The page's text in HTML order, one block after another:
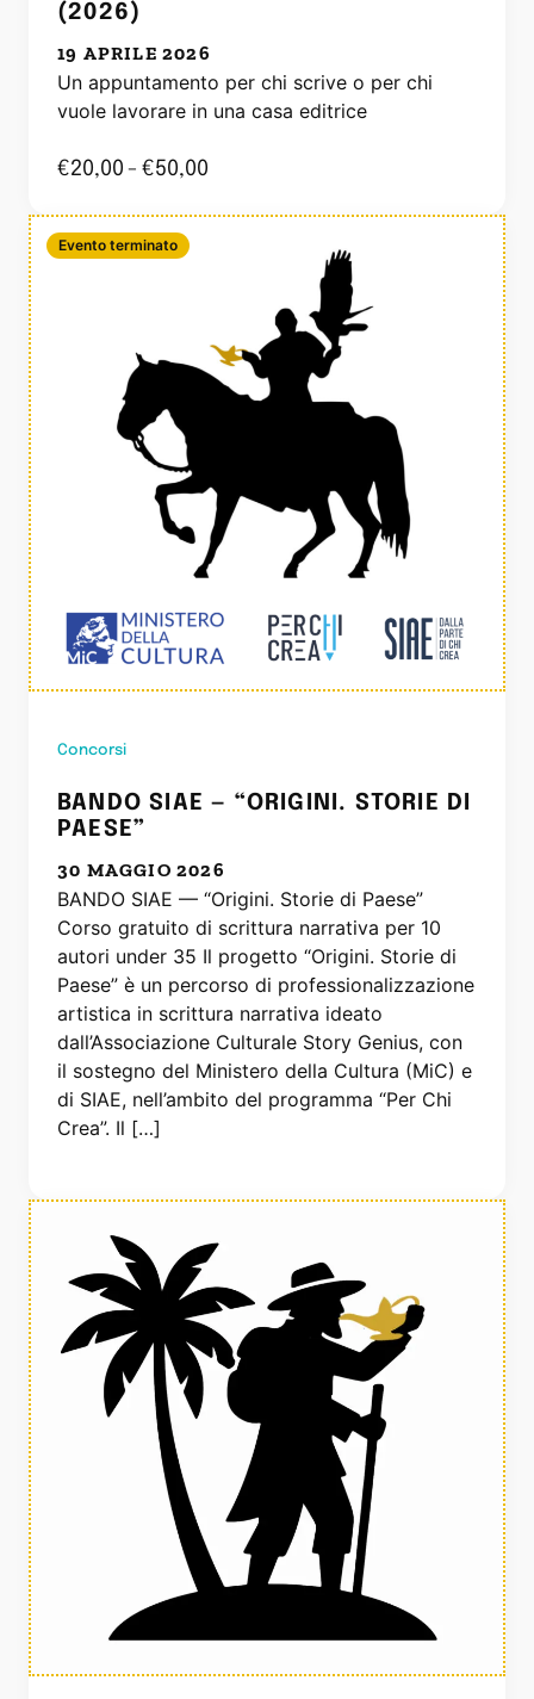
(2026)
19 APRILE 2026
Un appuntamento per chi scrive o per chi
vuole lavorare in una casa editrice
€20,00 - €50,00
Concorsi
BANDO SIAE — “ORIGINI. STORIE DI
PAESE”
30 MAGGIO 2026
BANDO SIAE — “Origini. Storie di Paese”
Corso gratuito di scrittura narrativa per 10
autori under 35 Il progetto “Origini. Storie di
Paese” è un percorso di professionalizzazione
artistica in scrittura narrativa ideato
dall’Associazione Culturale Story Genius, con
il sostegno del Ministero della Cultura (MiC) e
di SIAE, nell’ambito del programma “Per Chi
Crea”. Il […]
Evento terminato